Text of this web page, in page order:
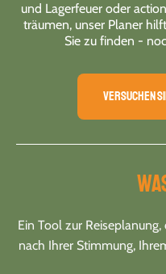
und Lagerfeuer oder
träumen, unser Planer
Sie zu finden -
Versuchen
Ein Tool zur
nach Ihrer Stimmung,